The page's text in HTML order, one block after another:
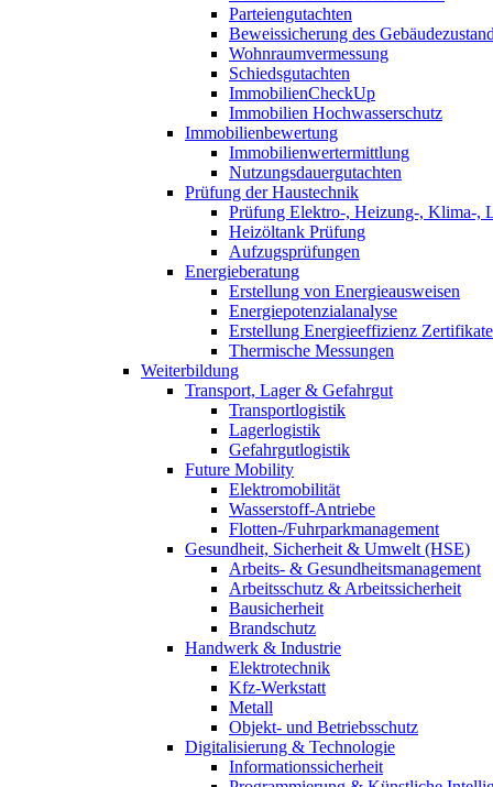
Parteiengutachten
Beweissicherung des
Wohnraumvermessung
Schiedsgutachten
ImmobilienCheckUp
Immobilien Hochwasserschutz
Immobilienbewertung
Immobilienwertermittlung
Nutzungsdauergutachten
Prüfung der Haustechnik
Prüfung Elektro-, Heizung-, Klima-,
Heizöltank Prüfung
Aufzugsprüfungen
Energieberatung
Erstellung von Energieausweisen
Energiepotenzialanalyse
Erstellung Energieeffizienz Zertifikate
Thermische Messungen
Weiterbildung
Transport, Lager & Gefahrgut
Transportlogistik
Lagerlogistik
Gefahrgutlogistik
Future Mobility
Elektromobilität
Wasserstoff-Antriebe
Flotten-/Fuhrparkmanagement
Gesundheit, Sicherheit & Umwelt (HSE)
Arbeits- & Gesundheitsmanagement
Arbeitsschutz & Arbeitssicherheit
Bausicherheit
Brandschutz
Handwerk & Industrie
Elektrotechnik
Kfz-Werkstatt
Metall
Objekt- und Betriebsschutz
Digitalisierung & Technologie
Informationssicherheit